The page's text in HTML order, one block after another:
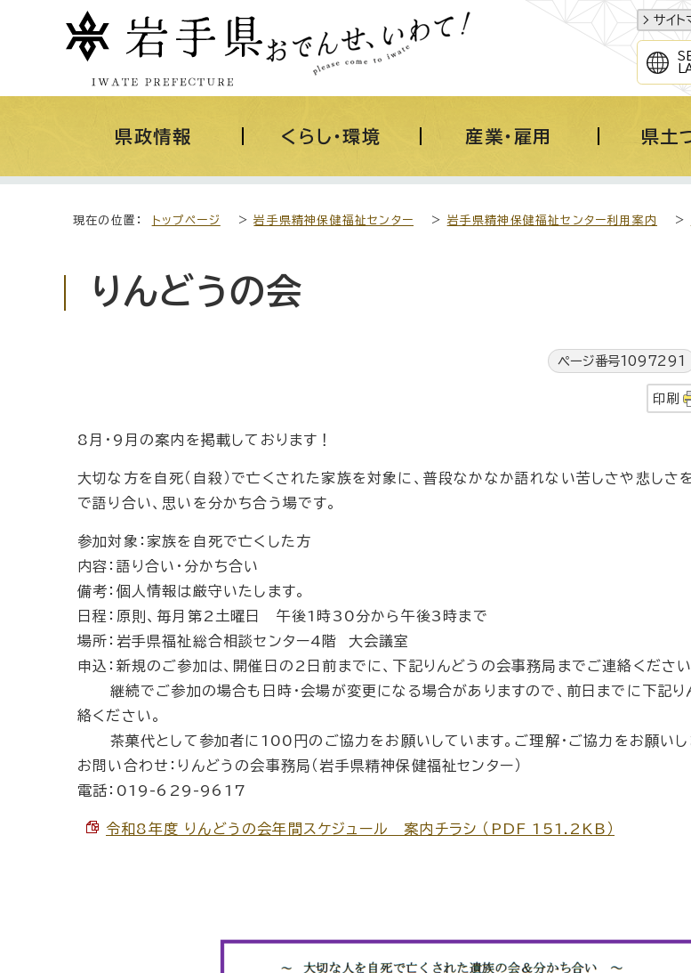
サイト
県政情報 くらし・環境 産業・雇用 県土
現在の位置： トップページ >岩手県精神保健福祉センター > 岩手県精神保健福祉センター利用案内 >
りんどうの会
ページ番号1097291
印刷
8月・9月の案内を掲載しております！
大切な方を自死（自殺）で亡くされた家族を対象に、普段なかなか語れない苦しさや悲しさ
で語り合い、思いを分かち合う場です。
参加対象：家族を自死で亡くした方
内容：語り合い・分かち合い
備考：個人情報は厳守いたします。
日程：原則、毎月第2土曜日 午後1時30分から午後3時まで
場所：岩手県福祉総合相談センター4階 大会議室
申込：新規のご参加は、開催日の2日前までに、下記りんどうの会事務局までご連絡ください
継続でご参加の場合も日時・会場が変更になる場合がありますので、前日までに下記り
絡ください。
茶菓代として参加者に100円のご協力をお願いしています。ご理解・ご協力をお願いし
お問い合わせ：りんどうの会事務局（岩手県精神保健福祉センター）
電話：019-629-9617
令和8年度 りんどうの会年間スケジュール 案内チラシ （PDF 151.2KB）